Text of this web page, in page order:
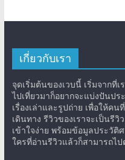
เกี่ยวกับเรา
จุดเริ่มต้นของเวบนี้ เริ่มจากที่
ไปเที่ยวมาก็อยากจะแบ่งปันป
เรื่องเล่าและรูปถ่าย เพื่อให้ค
เดินทาง รีวิวของเราจะเป็นรี
เข้าใจง่าย พร้อมข้อมูลประวั
ใครที่อ่านรีวิวแล้วก็สามารถไป